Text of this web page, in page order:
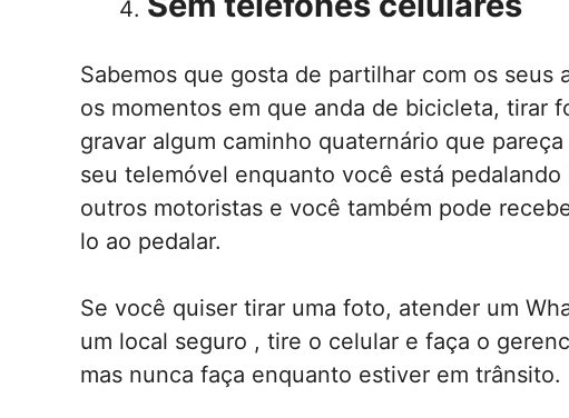
Sabemos que gosta de partilhar com os seus
os momentos em que anda de bicicleta, tirar
gravar algum caminho quaternário que
seu telemóvel enquanto você está
outros motoristas e você também pode
lo ao pedalar.
Se você quiser tirar uma foto, atender um
um local seguro , tire o celular e faça o
mas nunca faça enquanto estiver em trânsito.